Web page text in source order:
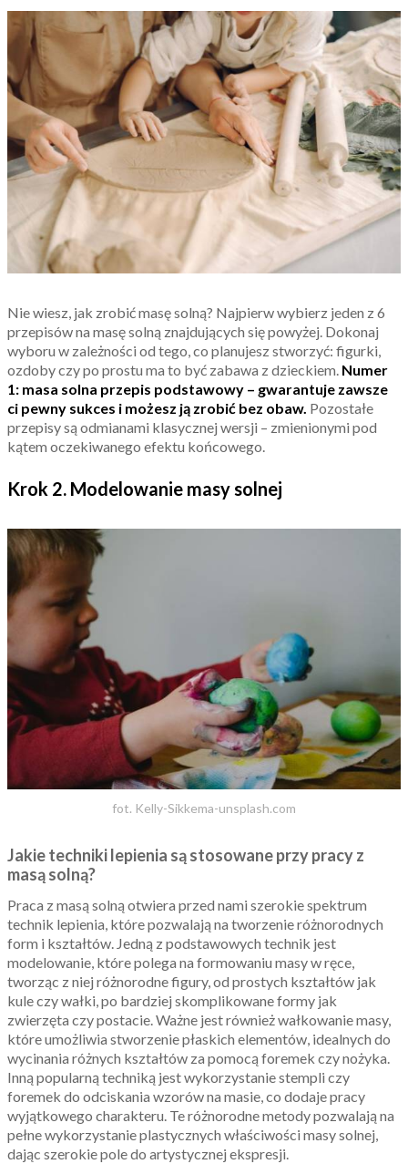
Nie wiesz, jak zrobić masę solną? Najpierw wybierz jeden z 6
przepisów na masę solną znajdujących się powyżej. Dokonaj
wyboru w zależności od tego, co planujesz stworzyć: figurki,
ozdoby czy po prostu ma to być zabawa z dzieckiem. Numer
1: masa solna przepis podstawowy – gwarantuje zawsze
ci pewny sukces i możesz ją zrobić bez obaw. Pozostałe
przepisy są odmianami klasycznej wersji – zmienionymi pod
kątem oczekiwanego efektu końcowego.
Krok 2. Modelowanie masy solnej
fot. Kelly-Sikkema-unsplash.com
Jakie techniki lepienia są stosowane przy pracy z
masą solną?
Praca z masą solną otwiera przed nami szerokie spektrum
technik lepienia, które pozwalają na tworzenie różnorodnych
form i kształtów. Jedną z podstawowych technik jest
modelowanie, które polega na formowaniu masy w ręce,
tworząc z niej różnorodne figury, od prostych kształtów jak
kule czy wałki, po bardziej skomplikowane formy jak
zwierzęta czy postacie. Ważne jest również wałkowanie masy,
które umożliwia stworzenie płaskich elementów, idealnych do
wycinania różnych kształtów za pomocą foremek czy nożyka.
Inną popularną techniką jest wykorzystanie stempli czy
foremek do odciskania wzorów na masie, co dodaje pracy
wyjątkowego charakteru. Te różnorodne metody pozwalają na
pełne wykorzystanie plastycznych właściwości masy solnej,
dając szerokie pole do artystycznej ekspresji.